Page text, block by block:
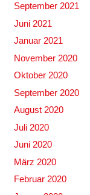
September 2021
Juni 2021
Januar 2021
November 2020
Oktober 2020
September 2020
August 2020
Juli 2020
Juni 2020
März 2020
Februar 2020